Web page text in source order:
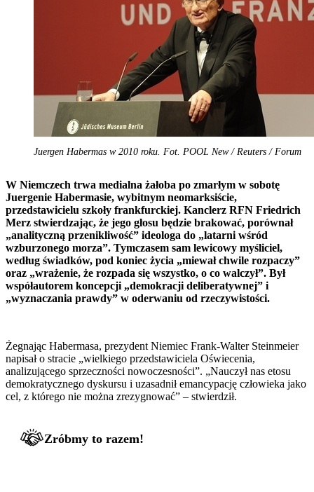
Juergen Habermas w 2010 roku. Fot. POOL New / Reuters / Forum
W Niemczech trwa medialna żałoba po zmarłym w sobotę
Juergenie Habermasie, wybitnym neomarksiście,
przedstawicielu szkoły frankfurckiej. Kanclerz RFN Friedrich
Merz stwierdzając, że jego głosu będzie brakować, porównał
„analityczną przenikliwość” ideologa do „latarni wśród
wzburzonego morza”. Tymczasem sam lewicowy myśliciel,
według świadków, pod koniec życia „miewał chwile rozpaczy”
oraz „wrażenie, że rozpada się wszystko, o co walczył”. Był
współautorem koncepcji „demokracji deliberatywnej” i
„wyznaczania prawdy” w oderwaniu od rzeczywistości.
Żegnając Habermasa, prezydent Niemiec Frank-Walter Steinmeier
napisał o stracie „wielkiego przedstawiciela Oświecenia,
analizującego sprzeczności nowoczesności”. „Nauczył nas etosu
demokratycznego dyskursu i uzasadnił emancypację człowieka jako
cel, z którego nie można zrezygnować” – stwierdził.
Zróbmy to razem!